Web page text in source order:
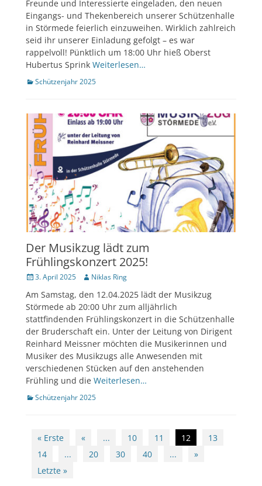
Freunde und Interessierte eingeladen, den neuen
Eingangs- und Thekenbereich unserer Schützenhalle
in Störmede feierlich einzuweihen. Wirklich zahlreich
seid ihr unserer Einladung gefolgt – es war
rappelvoll! Pünktlich um 18:00 Uhr hieß Oberst
Hubertus Sprink Weiterlesen…
Kategorien
Schützenjahr 2025
Der Musikzug lädt zum
Frühlingskonzert 2025!
Veröffentlicht
3. April 2025 Author
Niklas Ring
Am Samstag, den 12.04.2025 lädt der Musikzug
Störmede ab 20:00 Uhr zum alljährlich
stattfindenden Frühlingskonzert in die Schützenhalle
der Bruderschaft ein. Unter der Leitung von Dirigent
Reinhard Meissner möchten die Musikerinnen und
Musiker des Musikzugs alle Anwesenden mit
verschiedenen Stücken auf den anstehenden
Frühling und die Weiterlesen…
Kategorien
Schützenjahr 2025
Beitragsnavigation
« Erste « ... 10 11 12
13
14
... 20 30 40 ...
»
Letzte »